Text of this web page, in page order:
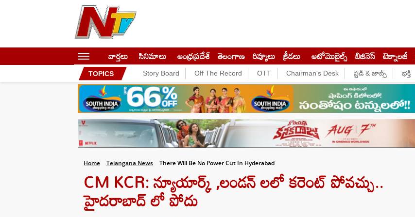
వార్తలు సినిమాలు ఆంధ్రప్రదేశ్ తెలంగాణ రివ్యూలు క్రీడలు ఆటోమొబైల్స్ బిజినెస్‌ టెక్నాలజీ
TOPICS Story Board Off The Record OTT Chairman's Desk స్టడీ & జాబ్స్ భక్తి
Home Telangana News There Will Be No Power Cut In Hyderabad
CM KCR: న్యూయార్క్ ,లండన్ లలో కరెంట్ పోవచ్చు..
హైదరాబాద్ లో పోదు